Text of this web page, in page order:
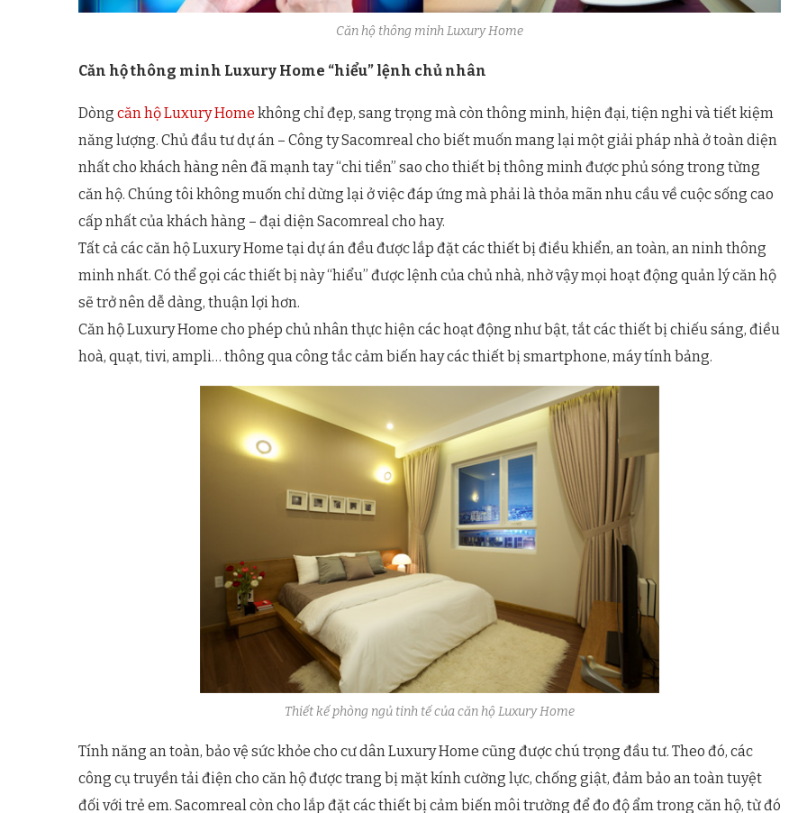
Căn hộ thông minh Luxury Home
Căn hộ thông minh Luxury Home “hiểu” lệnh chủ nhân
Dòng căn hộ Luxury Home không chỉ đẹp, sang trọng mà còn thông minh, hiện đại, tiện nghi và tiết kiệm
năng lượng. Chủ đầu tư dự án – Công ty Sacomreal cho biết muốn mang lại một giải pháp nhà ở toàn diện
nhất cho khách hàng nên đã mạnh tay “chi tiền” sao cho thiết bị thông minh được phủ sóng trong từng
căn hộ. Chúng tôi không muốn chỉ dừng lại ở việc đáp ứng mà phải là thỏa mãn nhu cầu về cuộc sống cao
cấp nhất của khách hàng – đại diện Sacomreal cho hay.
Tất cả các căn hộ Luxury Home tại dự án đều được lắp đặt các thiết bị điều khiển, an toàn, an ninh thông
minh nhất. Có thể gọi các thiết bị này “hiểu” được lệnh của chủ nhà, nhờ vậy mọi hoạt động quản lý căn hộ
sẽ trở nên dễ dàng, thuận lợi hơn.
Căn hộ Luxury Home cho phép chủ nhân thực hiện các hoạt động như bật, tắt các thiết bị chiếu sáng, điều
hoà, quạt, tivi, ampli… thông qua công tắc cảm biến hay các thiết bị smartphone, máy tính bảng.
Thiết kế phòng ngủ tinh tế của căn hộ Luxury Home
Tính năng an toàn, bảo vệ sức khỏe cho cư dân Luxury Home cũng được chú trọng đầu tư. Theo đó, các
công cụ truyền tải điện cho căn hộ được trang bị mặt kính cường lực, chống giật, đảm bảo an toàn tuyệt
đối với trẻ em. Sacomreal còn cho lắp đặt các thiết bị cảm biến môi trường để đo độ ẩm trong căn hộ, từ đó